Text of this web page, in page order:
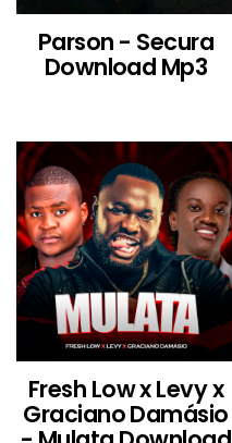
Parson - Secura
Download Mp3
Fresh Low x Levy x
Graciano Damásio